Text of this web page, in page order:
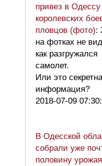
привез в Одессу
королевских
пловцов (фото):
на фотках не
как разгружался
самолет.
Или это
информация?
2018-07-09
В Одесской
собрали уже
половину урожая